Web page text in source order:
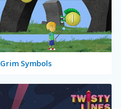
Grim Symbols